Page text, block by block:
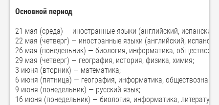
Основной период
21 мая (среда) — иностранные языки (английский,
22 мая (четверг) — иностранные языки (английский,
26 мая (понедельник) — биология, информатика,
29 мая (четверг) — география, история, физика, химия;
3 июня (вторник) — математика;
6 июня (пятница) — география, информатика,
9 июня (понедельник) — русский язык;
16 июня (понедельник) — биология, информатика,